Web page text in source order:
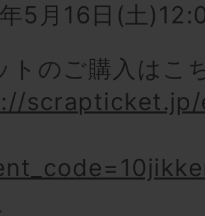
5月16日(土
トのご購入はこ